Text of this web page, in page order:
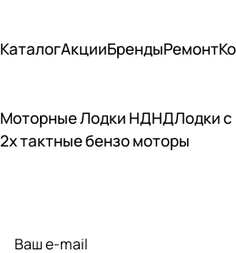
КаталогАкцииБрендыРемонт
Моторные Лодки НДНДЛодки
2х тактные бензо моторы